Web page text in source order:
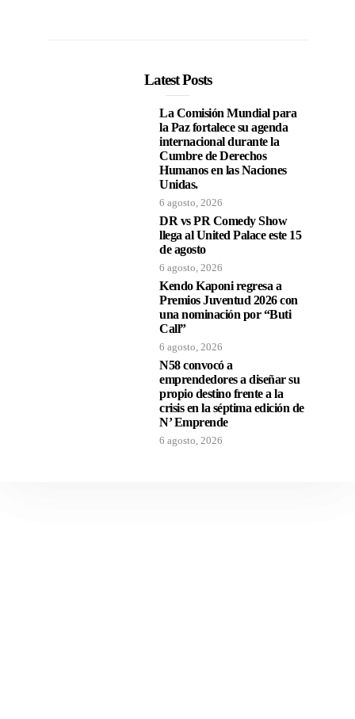
Latest Posts
La Comisión Mundial para
la Paz fortalece su agenda
internacional durante la
Cumbre de Derechos
Humanos en las Naciones
Unidas.
6 agosto, 2026
DR vs PR Comedy Show
llega al United Palace este 15
de agosto
6 agosto, 2026
Kendo Kaponi regresa a
Premios Juventud 2026 con
una nominación por “Buti
Call”
6 agosto, 2026
N58 convocó a
emprendedores a diseñar su
propio destino frente a la
crisis en la séptima edición de
N’ Emprende
6 agosto, 2026